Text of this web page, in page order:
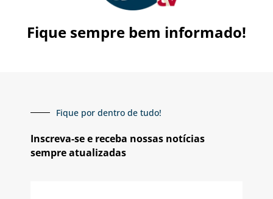
Fique sempre bem informado!
Fique por dentro de tudo!
Inscreva-se e receba nossas notícias
sempre atualizadas